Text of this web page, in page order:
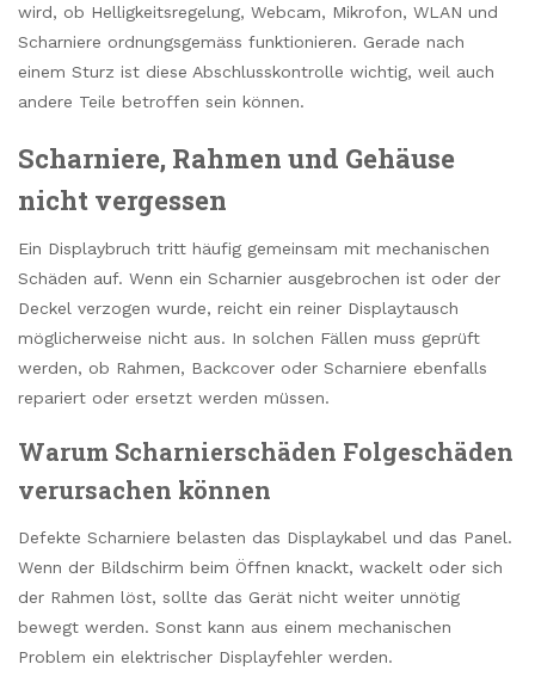
wird, ob Helligkeitsregelung, Webcam, Mikrofon, WLAN und
Scharniere ordnungsgemäss funktionieren. Gerade nach
einem Sturz ist diese Abschlusskontrolle wichtig, weil auch
andere Teile betroffen sein können.
Scharniere, Rahmen und Gehäuse
nicht vergessen
Ein Displaybruch tritt häufig gemeinsam mit mechanischen
Schäden auf. Wenn ein Scharnier ausgebrochen ist oder der
Deckel verzogen wurde, reicht ein reiner Displaytausch
möglicherweise nicht aus. In solchen Fällen muss geprüft
werden, ob Rahmen, Backcover oder Scharniere ebenfalls
repariert oder ersetzt werden müssen.
Warum Scharnierschäden Folgeschäden
verursachen können
Defekte Scharniere belasten das Displaykabel und das Panel.
Wenn der Bildschirm beim Öffnen knackt, wackelt oder sich
der Rahmen löst, sollte das Gerät nicht weiter unnötig
bewegt werden. Sonst kann aus einem mechanischen
Problem ein elektrischer Displayfehler werden.